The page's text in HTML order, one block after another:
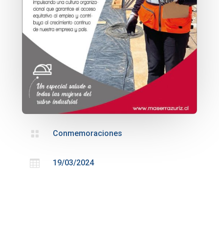
 Conmemoraciones
 19/03/2024